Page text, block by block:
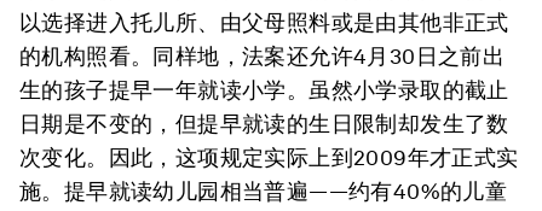
以选择进入托儿所、由父母照料或是由其他非正式
的机构照看。同样地，法案还允许4月30日之前出
生的孩子提早一年就读小学。虽然小学录取的截止
日期是不变的，但提早就读的生日限制却发生了数
次变化。因此，这项规定实际上到2009年才正式实
施。提早就读幼儿园相当普遍——约有40%的儿童